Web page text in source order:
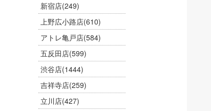
新宿店(249)
上野広小路店(610)
アトレ亀戸店(584)
五反田店(599)
渋谷店(1444)
吉祥寺店(259)
立川店(427)